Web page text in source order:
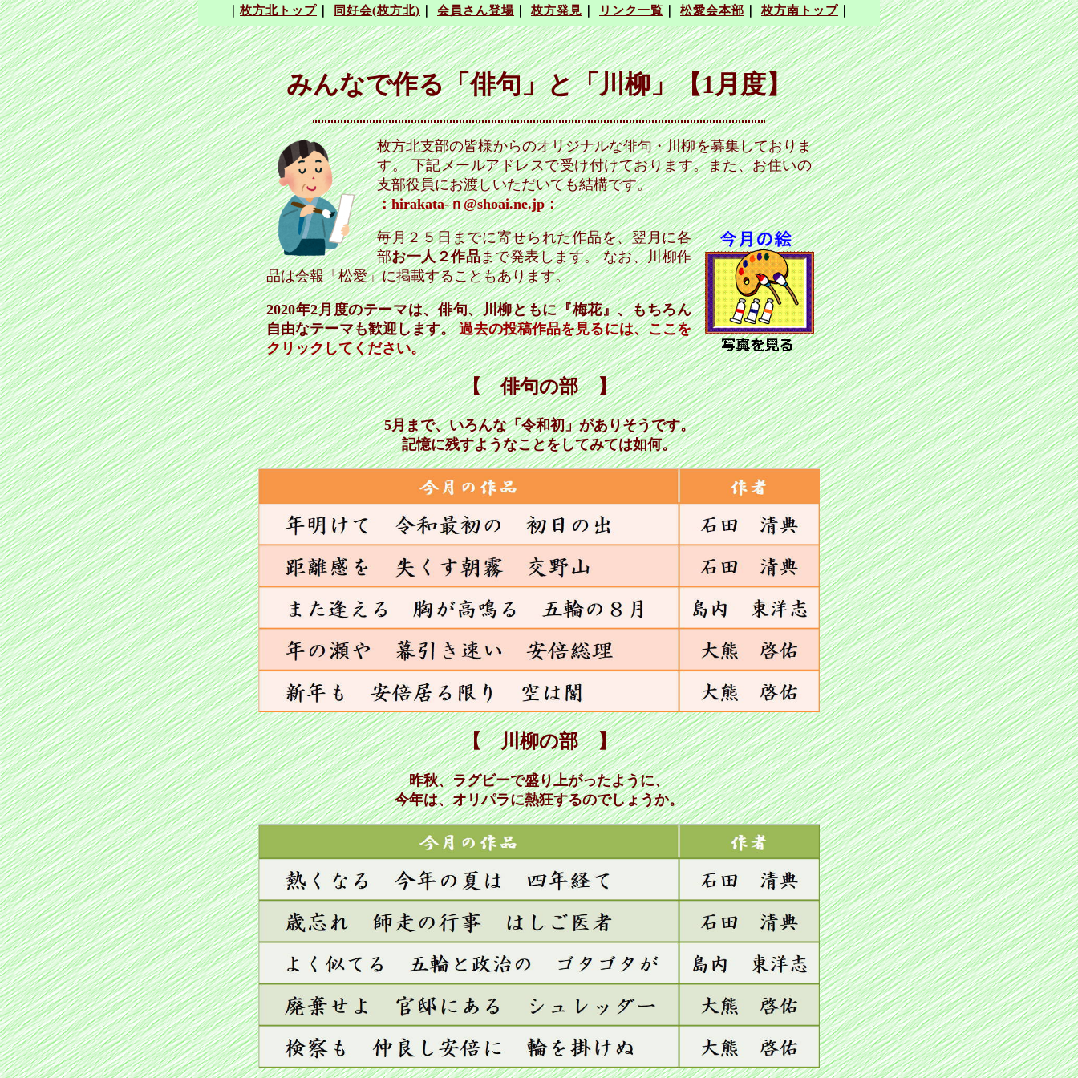
?
みんなで作る「俳句」と「川柳」【1月度】
枚方北支部の皆様からのオリジナルな俳句・川柳を募集しておりま
す。 下記メールアドレスで受け付けております。また、お住いの
支部役員にお渡しいただいても結構です。
：hirakata-ｎ@shoai.ne.jp：
毎月２５日までに寄せられた作品を、翌月に各
部お一人２作品まで発表します。 なお、川柳作
品は会報「松愛」に掲載することもあります。
2020年2月度のテーマは、俳句、川柳ともに『梅花』、もちろん
自由なテーマも歓迎します。 過去の投稿作品を見るには、ここを
クリックしてください。
【 俳句の部 】
5月まで、いろんな「令和初」がありそうです。
記憶に残すようなことをしてみては如何。
【 川柳の部 】
昨秋、ラグビーで盛り上がったように、
今年は、オリパラに熱狂するのでしょうか。